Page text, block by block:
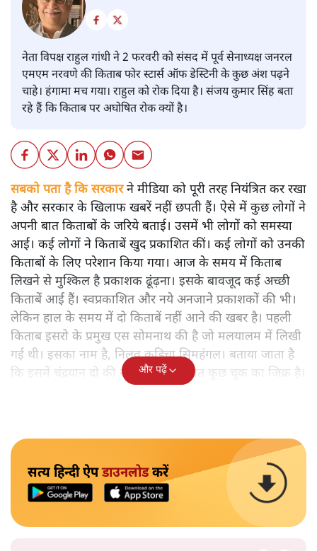
नेता विपक्ष राहुल गांधी ने 2 फरवरी को संसद में पूर्व सेनाध्यक्ष जनरल
एमएम नरवणे की किताब फोर स्टार्स ऑफ डेस्टिनी के कुछ अंश पढ़ने
चाहे। हंगामा मच गया। राहुल को रोक दिया है। संजय कुमार सिंह बता
रहे हैं कि किताब पर अघोषित रोक क्यों है।
सबको पता है कि सरकारने मीडिया को पूरी तरह नियंत्रित कर रखा
है और सरकार के खिलाफ खबरें नहीं छपती हैं। ऐसे में कुछ लोगों ने
अपनी बात किताबों के जरिये बताई। उसमें भी लोगों को समस्या
आई। कई लोगों ने किताबें खुद प्रकाशित कीं। कई लोगों को उनकी
किताबों के लिए परेशान किया गया। आज के समय में किताब
लिखने से मुश्किल है प्रकाशक ढूंढ़ना। इसके बावजूद कई अच्छी
किताबें आई हैं। स्वप्रकाशित और नये अनजाने प्रकाशकों की भी।
लेकिन हाल के समय में दो किताबें नहीं आने की खबर है। पहली
किताब इसरो के प्रमुख एस सोमनाथ की है जो मलयालम में लिखी
गई थी। इसका नाम है, निलवु कुडिचा सिमहंगल। बताया जाता है
कि इसमें चंद्रयान दो की नाकामी से संबंधित कुछ चूक का जिक्र है।
और पढ़ें
सत्य हिन्दी ऐपडाउनलोडकरें